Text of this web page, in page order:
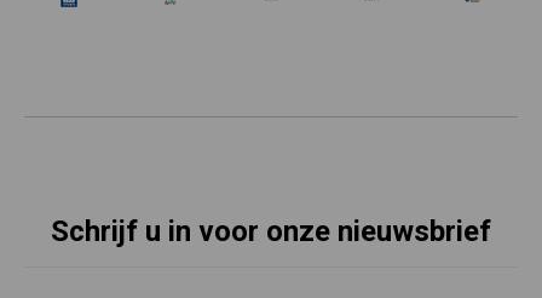
Schrijf u in voor onze nieuwsbrief